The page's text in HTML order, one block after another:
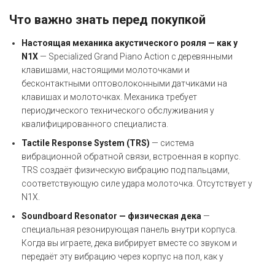
Что важно знать перед покупкой
Настоящая механика акустического рояля — как у
N1X — Specialized Grand Piano Action с деревянными
клавишами, настоящими молоточками и
бесконтактными оптоволоконными датчиками на
клавишах и молоточках. Механика требует
периодического технического обслуживания у
квалифицированного специалиста.
Tactile Response System (TRS) — система
вибрационной обратной связи, встроенная в корпус.
TRS создаёт физическую вибрацию под пальцами,
соответствующую силе удара молоточка. Отсутствует у
N1X.
Soundboard Resonator — физическая дека —
специальная резонирующая панель внутри корпуса.
Когда вы играете, дека вибрирует вместе со звуком и
передаёт эту вибрацию через корпус на пол, как у